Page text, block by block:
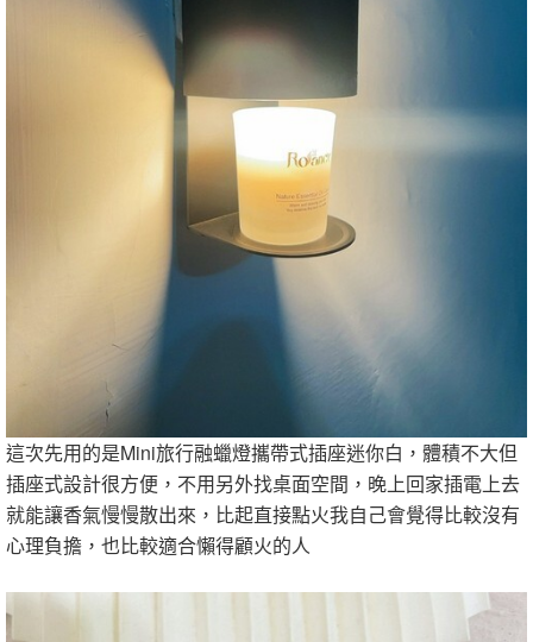
這次先用的是Mini旅行融蠟燈攜帶式插座迷你白，體積不大但
插座式設計很方便，不用另外找桌面空間，晚上回家插電上去
就能讓香氣慢慢散出來，比起直接點火我自己會覺得比較沒有
心理負擔，也比較適合懶得顧火的人